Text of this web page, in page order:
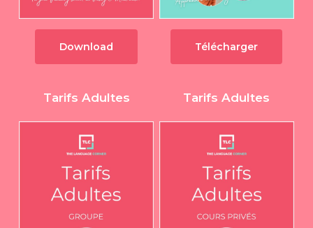
Download Télécharger
Tarifs Adultes Tarifs Adultes